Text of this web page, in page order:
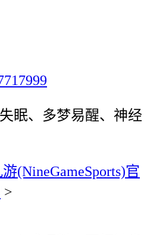
眠、多梦易醒、神经
游(NineGameSports)官
>